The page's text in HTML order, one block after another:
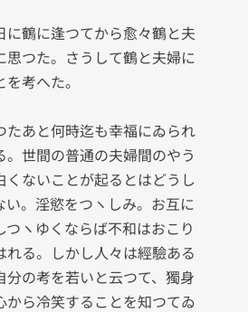
に鶴に逢つてから愈々鶴と夫
思つた。さうして鶴と夫婦に
考へた。
たあと何時迄も幸福にゐられ
。世間の普通の夫婦間のやう
くないことが起るとはどうし
い。淫慾をつヽしみ。お互に
つヽゆくならば不和はおこり
れる。しかし人々は經驗ある
分の考を若いと云つて、獨身
から冷笑することを知つてゐ